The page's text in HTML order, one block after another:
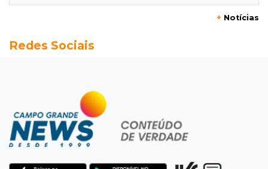
Ventania adia Botafogo x Fluminense pelo
Veja as dezenas de hoje na Dupla Sena,
Lotomania, Quina e mais
+ Notícias
Redes Sociais